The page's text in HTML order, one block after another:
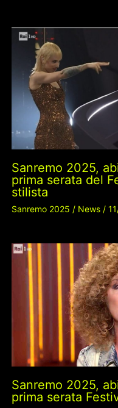
Sanremo 2025,
prima serata del
stilista
Sanremo 2025 / News /
Sanremo 2025,
prima serata